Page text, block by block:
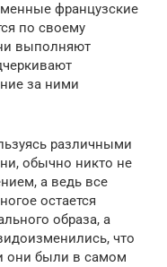
французские
по своему
выполняют
за ними
различными
обычно никто не
а ведь все
остается
образа, а
что
они были в самом